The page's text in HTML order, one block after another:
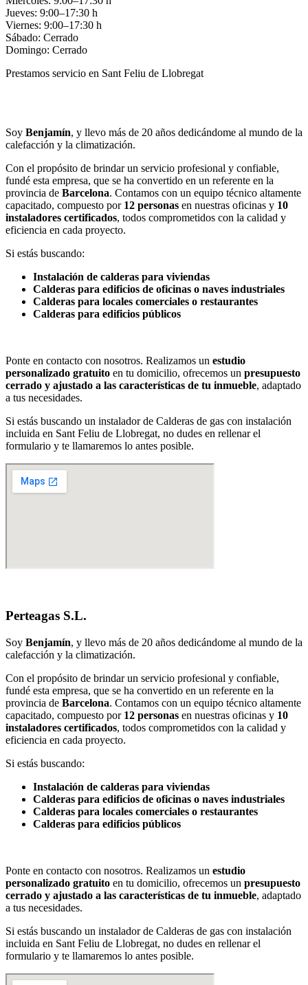
Jueves: 9:00–17:30 h
Viernes: 9:00–17:30 h
Sábado: Cerrado
Domingo: Cerrado
Prestamos servicio en Sant Feliu de Llobregat
Soy Benjamín, y llevo más de 20 años dedicándome al mundo de la
calefacción y la climatización.
Con el propósito de brindar un servicio profesional y confiable,
fundé esta empresa, que se ha convertido en un referente en la
provincia de Barcelona. Contamos con un equipo técnico altamente
capacitado, compuesto por 12 personas en nuestras oficinas y 10
instaladores certificados, todos comprometidos con la calidad y
eficiencia en cada proyecto.
Si estás buscando:
Instalación de calderas para viviendas
Calderas para edificios de oficinas o naves industriales
Calderas para locales comerciales o restaurantes
Calderas para edificios públicos
Ponte en contacto con nosotros. Realizamos un estudio
personalizado gratuito en tu domicilio, ofrecemos un presupuesto
cerrado y ajustado a las características de tu inmueble, adaptado
a tus necesidades.
Si estás buscando un instalador de Calderas de gas con instalación
incluida en Sant Feliu de Llobregat, no dudes en rellenar el
formulario y te llamaremos lo antes posible.
Perteagas S.L.
Soy Benjamín, y llevo más de 20 años dedicándome al mundo de la
calefacción y la climatización.
Con el propósito de brindar un servicio profesional y confiable,
fundé esta empresa, que se ha convertido en un referente en la
provincia de Barcelona. Contamos con un equipo técnico altamente
capacitado, compuesto por 12 personas en nuestras oficinas y 10
instaladores certificados, todos comprometidos con la calidad y
eficiencia en cada proyecto.
Si estás buscando:
Instalación de calderas para viviendas
Calderas para edificios de oficinas o naves industriales
Calderas para locales comerciales o restaurantes
Calderas para edificios públicos
Ponte en contacto con nosotros. Realizamos un estudio
personalizado gratuito en tu domicilio, ofrecemos un presupuesto
cerrado y ajustado a las características de tu inmueble, adaptado
a tus necesidades.
Si estás buscando un instalador de Calderas de gas con instalación
incluida en Sant Feliu de Llobregat, no dudes en rellenar el
formulario y te llamaremos lo antes posible.